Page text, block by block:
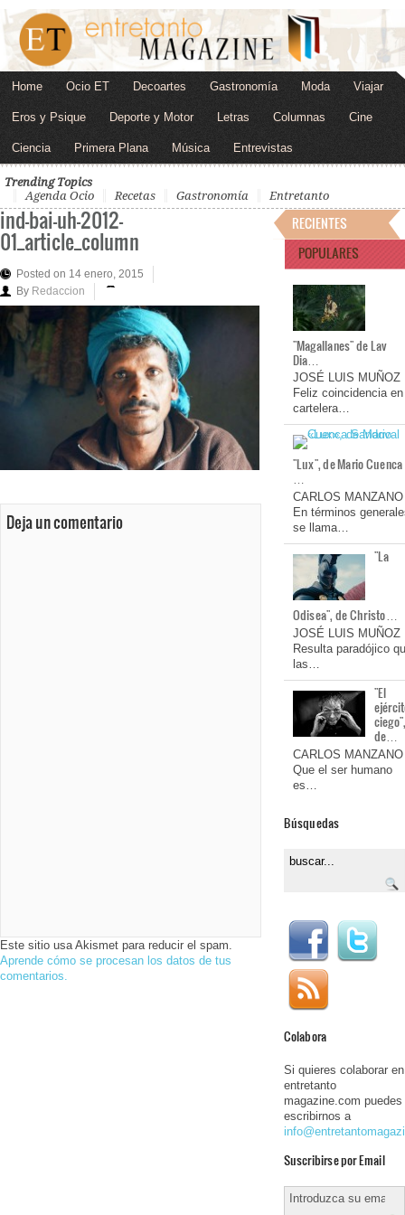
Home Ocio ET Decoartes Gastronomía Moda Viajar
Eros y Psique Deporte y Motor Letras Columnas Cine
Ciencia Primera Plana Música Entrevistas
Trending Topics
Agenda Ocio
Recetas Gastronomía Entretanto
ind-bai-uh-2012-
01_article_column
Posted on 14 enero, 2015
By Redaccion
Deja un comentario
Este sitio usa Akismet para reducir el spam.
Aprende cómo se procesan los datos de tus
comentarios.
RECIENTES
POPULARES
"Magallanes" de Lav
Dia…
JOSÉ LUIS MUÑOZ
Feliz coincidencia en
cartelera…
"Lux", de Mario Cuenca
…
CARLOS MANZANO
En términos
se llama…
"La
Odisea", de Christo…
JOSÉ LUIS MUÑOZ
Resulta paradójico
las…
"El
de…
CARLOS MANZANO
Que el ser humano
es…
Búsquedas
Colabora
Si quieres colaborar en
entretanto
magazine.com puedes
escribirnos a
Suscribirse por Email